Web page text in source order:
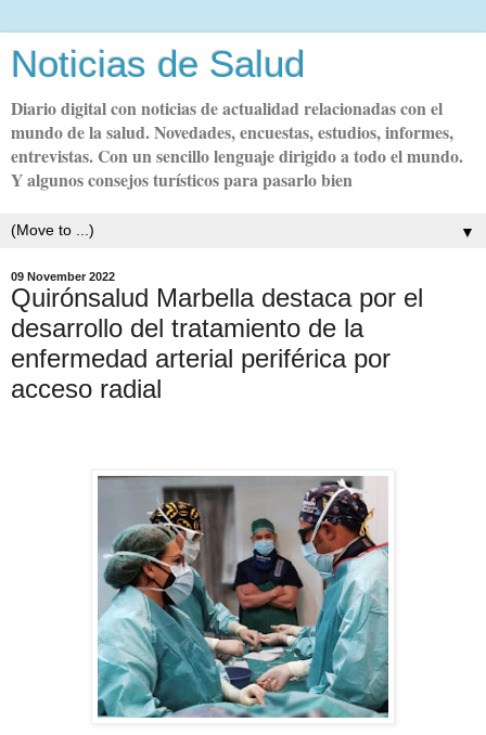
Noticias de Salud
Diario digital con noticias de actualidad relacionadas con el
mundo de la salud. Novedades, encuestas, estudios, informes,
entrevistas. Con un sencillo lenguaje dirigido a todo el mundo.
Y algunos consejos turísticos para pasarlo bien
▼
09 November 2022
Quirónsalud Marbella destaca por el
desarrollo del tratamiento de la
enfermedad arterial periférica por
acceso radial